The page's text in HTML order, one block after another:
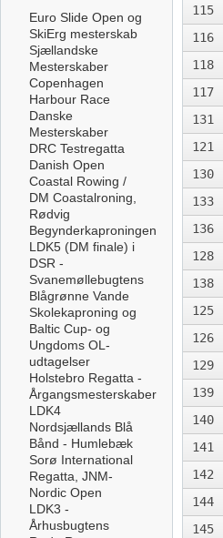
Euro Slide Open og
SkiErg mesterskab
Sjællandske
Mesterskaber
Copenhagen
Harbour Race
Danske
Mesterskaber
DRC Testregatta
Danish Open
Coastal Rowing /
DM Coastalroning,
Rødvig
Begynderkaproningen
LDK5 (DM finale) i
DSR -
Svanemøllebugtens
Blågrønne Vande
Skolekaproning og
Baltic Cup- og
Ungdoms OL-
udtagelser
Holstebro Regatta -
Årgangsmesterskaber
LDK4
Nordsjællands Blå
Bånd - Humlebæk
Sorø International
Regatta, JNM-
Nordic Open
LDK3 -
Århusbugtens
115
116
118
117
131
121
130
133
136
128
138
125
126
129
139
140
141
142
144
145